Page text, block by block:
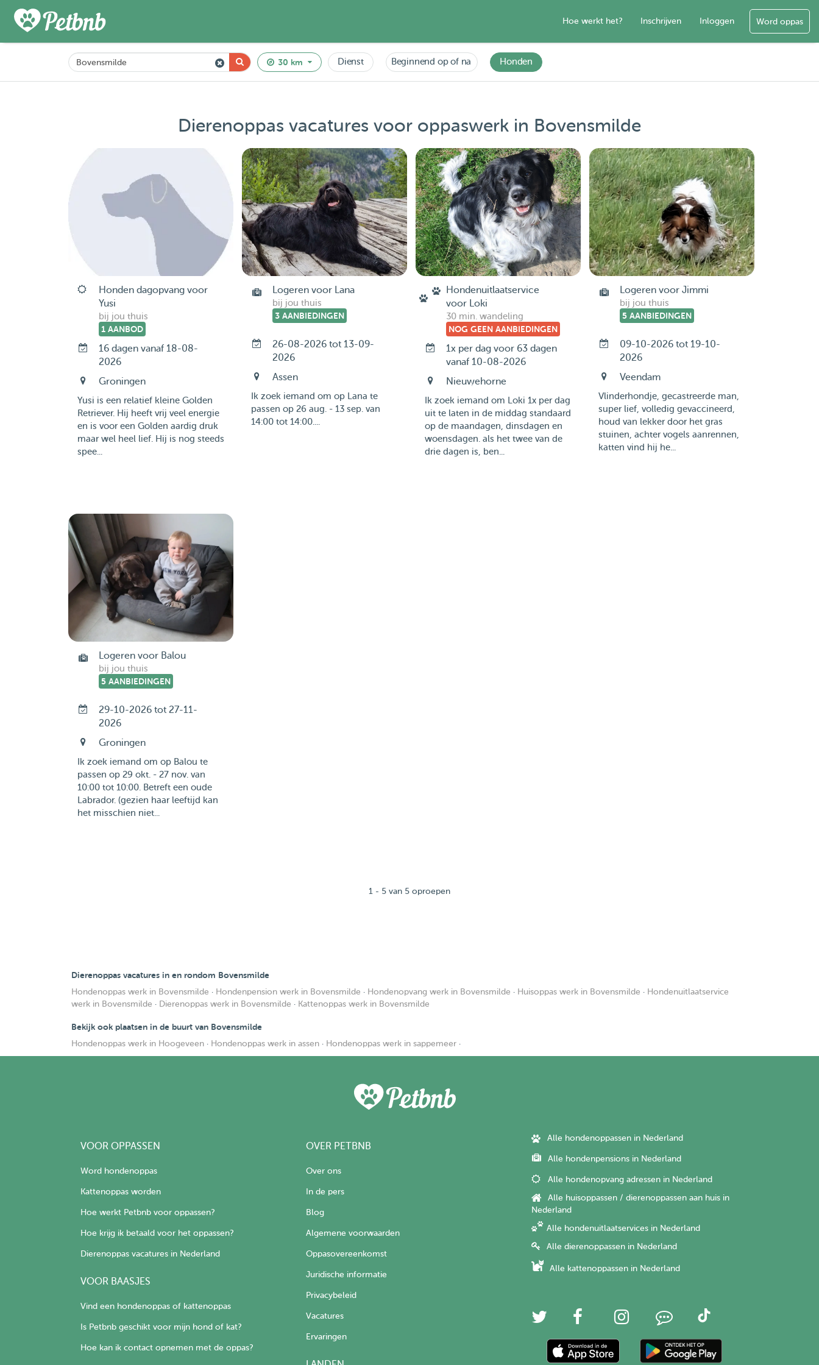
Hoe werkt het? Inschrijven Inloggen Word oppas
30 km Dienst Beginnend op of na Honden
Dierenoppas vacatures voor oppaswerk in Bovensmilde
Honden dagopvang voor
Yusi
bij jou thuis
1 AANBOD
16 dagen vanaf 18-08-
2026
Groningen
Yusi is een relatief kleine Golden
Retriever. Hij heeft vrij veel energie
en is voor een Golden aardig druk
maar wel heel lief. Hij is nog steeds
spee...
Logeren voor Lana
bij jou thuis
3 AANBIEDINGEN
26-08-2026 tot 13-09-
2026
Assen
Ik zoek iemand om op Lana te
passen op 26 aug. - 13 sep. van
14:00 tot 14:00....
Hondenuitlaatservice
voor Loki
30 min. wandeling
NOG GEEN AANBIEDINGEN
1x per dag voor 63 dagen
vanaf 10-08-2026
Nieuwehorne
Ik zoek iemand om Loki 1x per dag
uit te laten in de middag standaard
op de maandagen, dinsdagen en
woensdagen. als het twee van de
drie dagen is, ben...
Logeren voor Jimmi
bij jou thuis
5 AANBIEDINGEN
09-10-2026 tot 19-10-
2026
Veendam
Vlinderhondje, gecastreerde man,
super lief, volledig gevaccineerd,
houd van lekker door het gras
stuinen, achter vogels aanrennen,
katten vind hij he...
Logeren voor Balou
bij jou thuis
5 AANBIEDINGEN
29-10-2026 tot 27-11-
2026
Groningen
Ik zoek iemand om op Balou te
passen op 29 okt. - 27 nov. van
10:00 tot 10:00. Betreft een oude
Labrador. (gezien haar leeftijd kan
het misschien niet...
1 - 5 van 5 oproepen
Dierenoppas vacatures in en rondom Bovensmilde
Hondenoppas werk in Bovensmilde · Hondenpension werk in Bovensmilde · Hondenopvang werk in Bovensmilde · Huisoppas werk in Bovensmilde · Hondenuitlaatservice
werk in Bovensmilde · Dierenoppas werk in Bovensmilde · Kattenoppas werk in Bovensmilde
Bekijk ook plaatsen in de buurt van Bovensmilde
Hondenoppas werk in Hoogeveen · Hondenoppas werk in assen · Hondenoppas werk in sappemeer ·
VOOR OPPASSEN
Word hondenoppas
Kattenoppas worden
Hoe werkt Petbnb voor oppassen?
Hoe krijg ik betaald voor het oppassen?
Dierenoppas vacatures in Nederland
VOOR BAASJES
Vind een hondenoppas of kattenoppas
Is Petbnb geschikt voor mijn hond of kat?
Hoe kan ik contact opnemen met de oppas?
OVER PETBNB
Over ons
In de pers
Blog
Algemene voorwaarden
Oppasovereenkomst
Juridische informatie
Privacybeleid
Vacatures
Ervaringen
Alle hondenoppassen in Nederland
Alle hondenpensions in Nederland
Alle hondenopvang adressen in Nederland
Alle huisoppassen / dierenoppassen aan huis in
Nederland
Alle hondenuitlaatservices in Nederland
Alle dierenoppassen in Nederland
Alle kattenoppassen in Nederland